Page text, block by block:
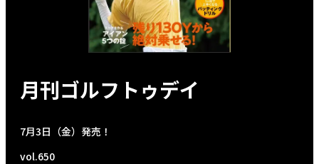
月刊ゴルフトゥデイ
7月3日（金）発売！
vol.650